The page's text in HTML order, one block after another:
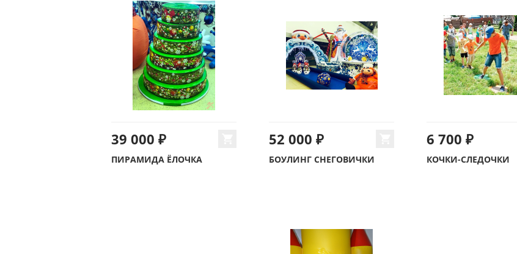
39 000 ₽
ПИРАМИДА ЁЛОЧКА
52 000 ₽
БОУЛИНГ СНЕГОВИЧКИ
6 700 ₽
КОЧКИ-СЛЕДОЧКИ